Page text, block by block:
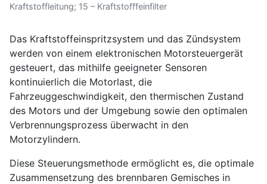
Kraftstoffleitung; 15 – Kraftstofffeinfilter
Das Kraftstoffeinspritzsystem und das Zündsystem
werden von einem elektronischen Motorsteuergerät
gesteuert, das mithilfe geeigneter Sensoren
kontinuierlich die Motorlast, die
Fahrzeuggeschwindigkeit, den thermischen Zustand
des Motors und der Umgebung sowie den optimalen
Verbrennungsprozess überwacht in den
Motorzylindern.
Diese Steuerungsmethode ermöglicht es, die optimale
Zusammensetzung des brennbaren Gemisches in